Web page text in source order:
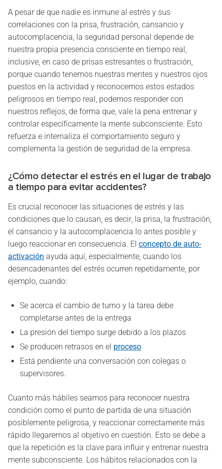
A pesar de que nadie es inmune al estrés y sus
correlaciones con la prisa, frustración, cansancio y
autocomplacencia, la seguridad personal depende de
nuestra propia presencia consciente en tiempo real,
inclusive, en caso de prisas estresantes o frustración,
porque cuando tenemos nuestras mentes y nuestros ojos
puestos en la actividad y reconocemos estos estados
peligrosos en tiempo real, podemos responder con
nuestros reflejos, de forma que, vale la pena entrenar y
controlar específicamente la mente subconsciente. Esto
refuerza e internaliza el comportamiento seguro y
complementa la gestión de seguridad de la empresa.
¿Cómo detectar el estrés en el lugar de trabajo
a tiempo para evitar accidentes?
Es crucial reconocer las situaciones de estrés y las
condiciones que lo causan, es decir, la prisa, la frustración,
el cansancio y la autocomplacencia lo antes posible y
luego reaccionar en consecuencia. El concepto de auto-
activación ayuda aquí, especialmente, cuando los
desencadenantes del estrés ocurren repetidamente, por
ejemplo, cuando:
Se acerca el cambio de turno y la tarea debe
completarse antes de la entrega
La presión del tiempo surge debido a los plazos
Se producen retrasos en el proceso
Está pendiente una conversación con colegas o
supervisores.
Cuanto más hábiles seamos para reconocer nuestra
condición como el punto de partida de una situación
posiblemente peligrosa, y reaccionar correctamente más
rápido llegaremos al objetivo en cuestión. Esto se debe a
que la repetición es la clave para influir y entrenar nuestra
mente subconsciente. Los hábitos relacionados con la